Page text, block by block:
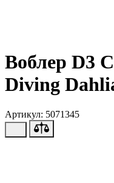
Воблер D3
Diving
Артикул: 5071345